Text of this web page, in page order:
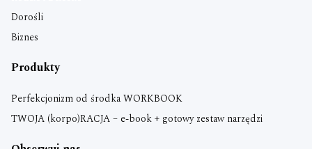
Dorośli
Biznes
Produkty
Perfekcjonizm od środka WORKBOOK
TWOJA (korpo)RACJA – e-book + gotowy zestaw narzędzi